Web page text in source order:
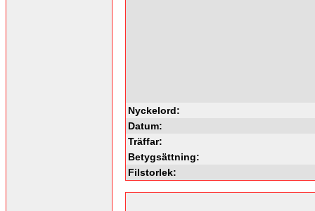
Nyckelord:
Datum:
Träffar:
Betygsättning:
Filstorlek: